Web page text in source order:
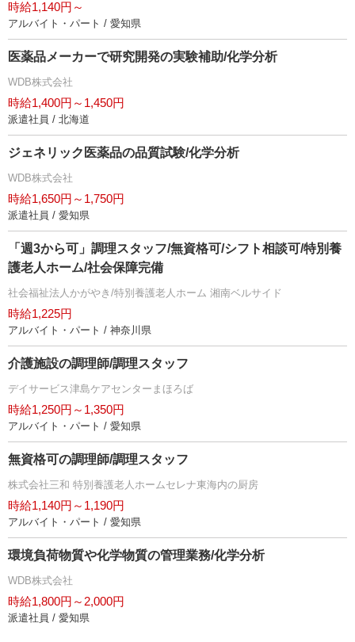
時給1,140円～
アルバイト・パート / 愛知県
医薬品メーカーで研究開発の実験補助/化学分析
WDB株式会社
時給1,400円～1,450円
派遣社員 / 北海道
ジェネリック医薬品の品質試験/化学分析
WDB株式会社
時給1,650円～1,750円
派遣社員 / 愛知県
「週3から可」調理スタッフ/無資格可/シフト相談可/特別養
護老人ホーム/社会保障完備
社会福祉法人かがやき/特別養護老人ホーム 湘南ベルサイド
時給1,225円
アルバイト・パート / 神奈川県
介護施設の調理師/調理スタッフ
デイサービス津島ケアセンターまほろば
時給1,250円～1,350円
アルバイト・パート / 愛知県
無資格可の調理師/調理スタッフ
株式会社三和 特別養護老人ホームセレナ東海内の厨房
時給1,140円～1,190円
アルバイト・パート / 愛知県
環境負荷物質や化学物質の管理業務/化学分析
WDB株式会社
時給1,800円～2,000円
派遣社員 / 愛知県